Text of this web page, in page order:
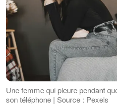
Une femme qui pleure pendant
son téléphone | Source : Pexels